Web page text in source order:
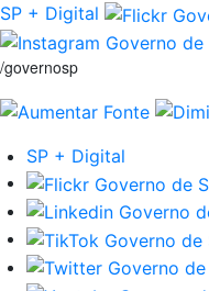
SP + Digital
/governosp
SP + Digital